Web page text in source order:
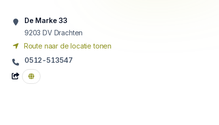
De Marke 33
9203 DV Drachten
Route naar de locatie tonen
0512-513547